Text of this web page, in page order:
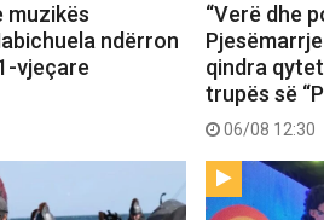
muzikës
ndërron
vjeçare
“Verë dhe
qindra
trupës së
06/08 12:30